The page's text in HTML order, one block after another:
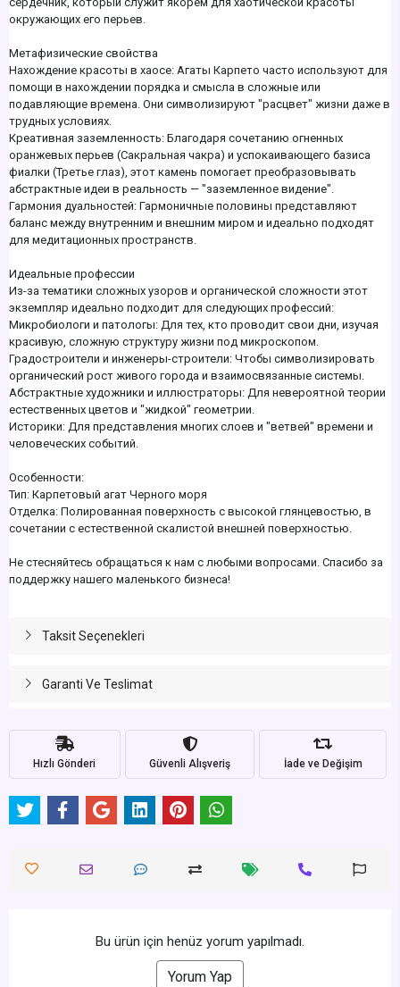
окружающих его перьев.
Метафизические свойства
Нахождение красоты в хаосе: Агаты Карпето часто используют для
помощи в нахождении порядка и смысла в сложные или
подавляющие времена. Они символизируют "расцвет" жизни даже в
трудных условиях.
Креативная заземленность: Благодаря сочетанию огненных
оранжевых перьев (Сакральная чакра) и успокаивающего базиса
фиалки (Третье глаз), этот камень помогает преобразовывать
абстрактные идеи в реальность — "заземленное видение".
Гармония дуальностей: Гармоничные половины представляют
баланс между внутренним и внешним миром и идеально подходят
для медитационных пространств.
Идеальные профессии
Из-за тематики сложных узоров и органической сложности этот
экземпляр идеально подходит для следующих профессий:
Микробиологи и патологы: Для тех, кто проводит свои дни, изучая
красивую, сложную структуру жизни под микроскопом.
Градостроители и инженеры-строители: Чтобы символизировать
органический рост живого города и взаимосвязанные системы.
Абстрактные художники и иллюстраторы: Для невероятной теории
естественных цветов и "жидкой" геометрии.
Историки: Для представления многих слоев и "ветвей" времени и
человеческих событий.
Особенности:
Тип: Карпетовый агат Черного моря
Отделка: Полированная поверхность с высокой глянцевостью, в
сочетании с естественной скалистой внешней поверхностью.
Не стесняйтесь обращаться к нам с любыми вопросами. Спасибо за
поддержку нашего маленького бизнеса!
Taksit Seçenekleri
Garanti Ve Teslimat
Hızlı Gönderi Güvenli Alışveriş İade ve Değişim
Bu ürün için henüz yorum yapılmadı.
Yorum Yap